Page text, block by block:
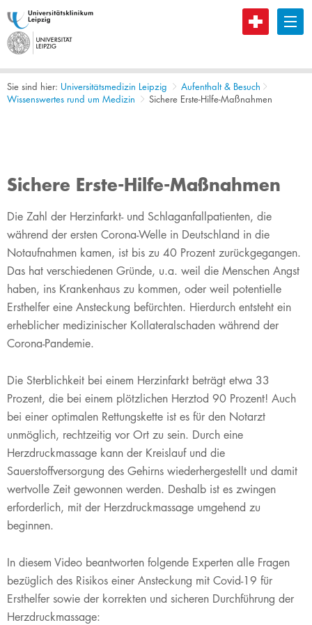
B
Sie sind hier: Universitätsmedizin Leipzig
Aufenthalt & Besuch
Wissenswertes rund um Medizin
Sichere Erste-Hilfe-Maßnahmen
Sichere Erste-Hilfe-Maßnahmen
Die Zahl der Herzinfarkt- und Schlaganfallpatienten, die
während der ersten Corona-Welle in Deutschland in die
Notaufnahmen kamen, ist bis zu 40 Prozent zurückgegangen.
Das hat verschiedenen Gründe, u.a. weil die Menschen Angst
haben, ins Krankenhaus zu kommen, oder weil potentielle
Ersthelfer eine Ansteckung befürchten. Hierdurch entsteht ein
erheblicher medizinischer Kollateralschaden während der
Corona-Pandemie.
Die Sterblichkeit bei einem Herzinfarkt beträgt etwa 33
Prozent, die bei einem plötzlichen Herztod 90 Prozent! Auch
bei einer optimalen Rettungskette ist es für den Notarzt
unmöglich, rechtzeitig vor Ort zu sein. Durch eine
Herzdruckmassage kann der Kreislauf und die
Sauerstoffversorgung des Gehirns wiederhergestellt und damit
wertvolle Zeit gewonnen werden. Deshalb ist es zwingen
erforderlich, mit der Herzdruckmassage umgehend zu
beginnen.
In diesem Video beantworten folgende Experten alle Fragen
bezüglich des Risikos einer Ansteckung mit Covid-19 für
Ersthelfer sowie der korrekten und sicheren Durchführung der
Herzdruckmassage: